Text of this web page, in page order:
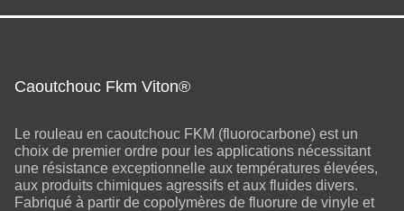
Caoutchouc Fkm Viton®
Le rouleau en caoutchouc FKM (fluorocarbone) est un
choix de premier ordre pour les applications nécessitant
une résistance exceptionnelle aux températures élevées,
aux produits chimiques agressifs et aux fluides divers.
Fabriqué à partir de copolymères de fluorure de vinyle et